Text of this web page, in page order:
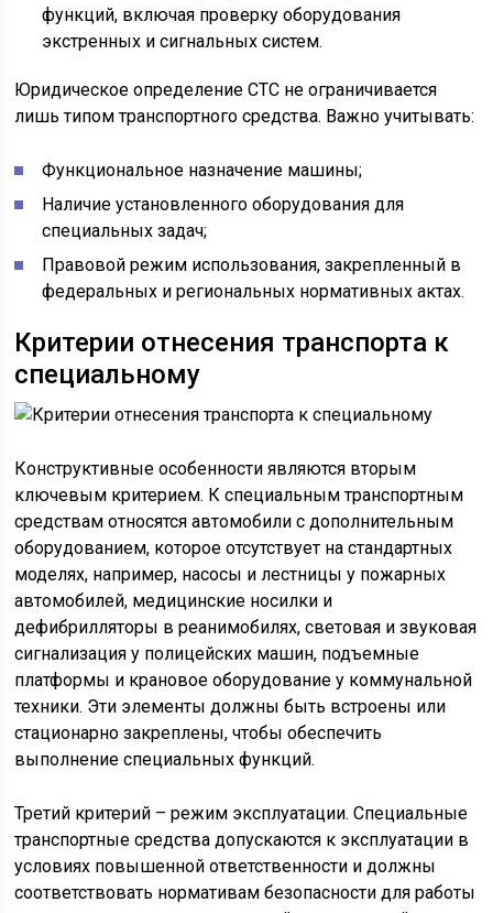
функций, включая проверку оборудования
экстренных и сигнальных систем.
Юридическое определение СТС не ограничивается
лишь типом транспортного средства. Важно учитывать:
Функциональное назначение машины;
Наличие установленного оборудования для
специальных задач;
Правовой режим использования, закрепленный в
федеральных и региональных нормативных актах.
Критерии отнесения транспорта к
специальному
Конструктивные особенности являются вторым
ключевым критерием. К специальным транспортным
средствам относятся автомобили с дополнительным
оборудованием, которое отсутствует на стандартных
моделях, например, насосы и лестницы у пожарных
автомобилей, медицинские носилки и
дефибрилляторы в реанимобилях, световая и звуковая
сигнализация у полицейских машин, подъемные
платформы и крановое оборудование у коммунальной
техники. Эти элементы должны быть встроены или
стационарно закреплены, чтобы обеспечить
выполнение специальных функций.
Третий критерий – режим эксплуатации. Специальные
транспортные средства допускаются к эксплуатации в
условиях повышенной ответственности и должны
соответствовать нормативам безопасности для работы